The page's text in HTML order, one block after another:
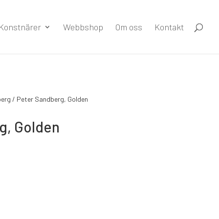
Webbshop Om oss Kontakt
/ Peter Sandberg, Golden
Golden